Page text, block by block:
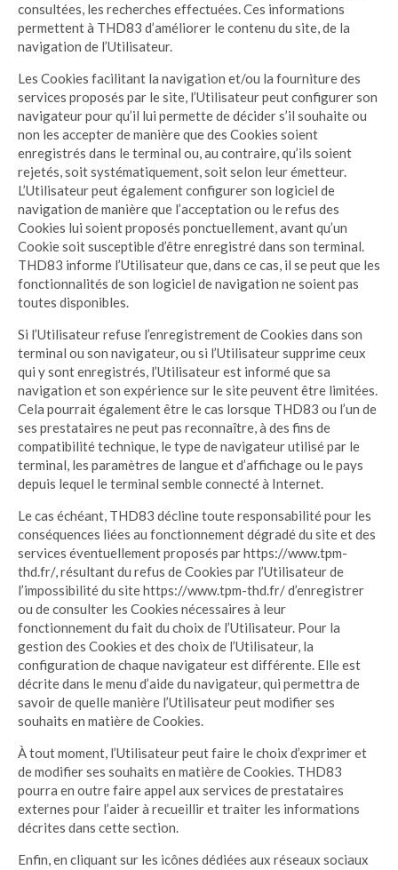
consultées, les recherches effectuées. Ces informations
permettent à THD83 d’améliorer le contenu du site, de la
navigation de l’Utilisateur.
Les Cookies facilitant la navigation et/ou la fourniture des
services proposés par le site, l’Utilisateur peut configurer son
navigateur pour qu’il lui permette de décider s’il souhaite ou
non les accepter de manière que des Cookies soient
enregistrés dans le terminal ou, au contraire, qu’ils soient
rejetés, soit systématiquement, soit selon leur émetteur.
L’Utilisateur peut également configurer son logiciel de
navigation de manière que l’acceptation ou le refus des
Cookies lui soient proposés ponctuellement, avant qu’un
Cookie soit susceptible d’être enregistré dans son terminal.
THD83 informe l’Utilisateur que, dans ce cas, il se peut que les
fonctionnalités de son logiciel de navigation ne soient pas
toutes disponibles.
Si l’Utilisateur refuse l’enregistrement de Cookies dans son
terminal ou son navigateur, ou si l’Utilisateur supprime ceux
qui y sont enregistrés, l’Utilisateur est informé que sa
navigation et son expérience sur le site peuvent être limitées.
Cela pourrait également être le cas lorsque THD83 ou l’un de
ses prestataires ne peut pas reconnaître, à des fins de
compatibilité technique, le type de navigateur utilisé par le
terminal, les paramètres de langue et d’affichage ou le pays
depuis lequel le terminal semble connecté à Internet.
Le cas échéant, THD83 décline toute responsabilité pour les
conséquences liées au fonctionnement dégradé du site et des
services éventuellement proposés par https://www.tpm-
thd.fr/, résultant du refus de Cookies par l’Utilisateur de
l’impossibilité du site https://www.tpm-thd.fr/ d’enregistrer
ou de consulter les Cookies nécessaires à leur
fonctionnement du fait du choix de l’Utilisateur. Pour la
gestion des Cookies et des choix de l’Utilisateur, la
configuration de chaque navigateur est différente. Elle est
décrite dans le menu d’aide du navigateur, qui permettra de
savoir de quelle manière l’Utilisateur peut modifier ses
souhaits en matière de Cookies.
À tout moment, l’Utilisateur peut faire le choix d’exprimer et
de modifier ses souhaits en matière de Cookies. THD83
pourra en outre faire appel aux services de prestataires
externes pour l’aider à recueillir et traiter les informations
décrites dans cette section.
Enfin, en cliquant sur les icônes dédiées aux réseaux sociaux